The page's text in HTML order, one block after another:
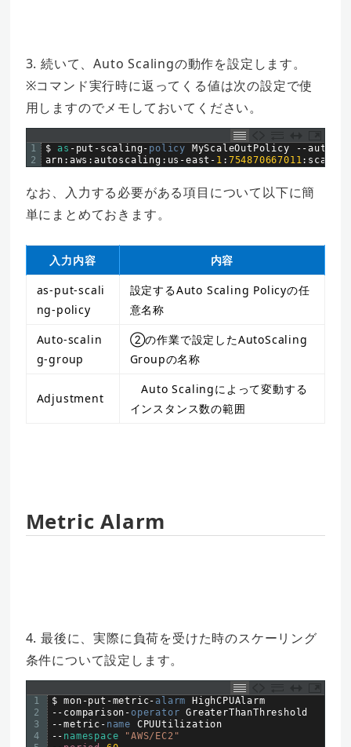
3. 続いて、Auto Scalingの動作を設定します。
※コマンド実行時に返ってくる値は次の設定で使
用しますのでメモしておいてください。
1
2
$ as - put - scaling- policy MyScaleOutPolicy --auto
arn : aws :autoscaling : us -east - 1 : 754870667011:
なお、入力する必要がある項目について以下に簡
単にまとめておきます。
入力内容
内容
as-put-scali
ng-policy
設定するAuto Scaling Policyの任
意名称
Auto-scalin
g-group
②の作業で設定したAutoScaling
Groupの名称
Adjustment
Auto Scalingによって変動する
インスタンス数の範囲
Metric Alarm
4. 最後に、実際に負荷を受けた時のスケーリング
条件について設定します。
1
2
3
4
$ mon -put -metric- alarm
HighCPUAlarm
-- comparison -operator GreaterThanThreshold
--metric - name CPUUtilization
-- namespace
"AWS/EC2"